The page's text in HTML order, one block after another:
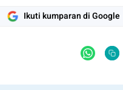
Ikuti kumparan di Google